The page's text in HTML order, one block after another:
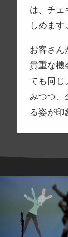
は、チェ
しめます。
お客さん
貴重な機
ても同じ
みつつ、
る姿が印